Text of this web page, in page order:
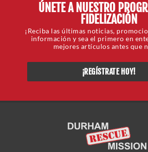
ÚNETE A NUESTRO
FIDELIZACIÓN
¡Reciba las últimas noticias,
información y sea el primero en
mejores artículos antes que
¡REGÍSTRATE HOY!